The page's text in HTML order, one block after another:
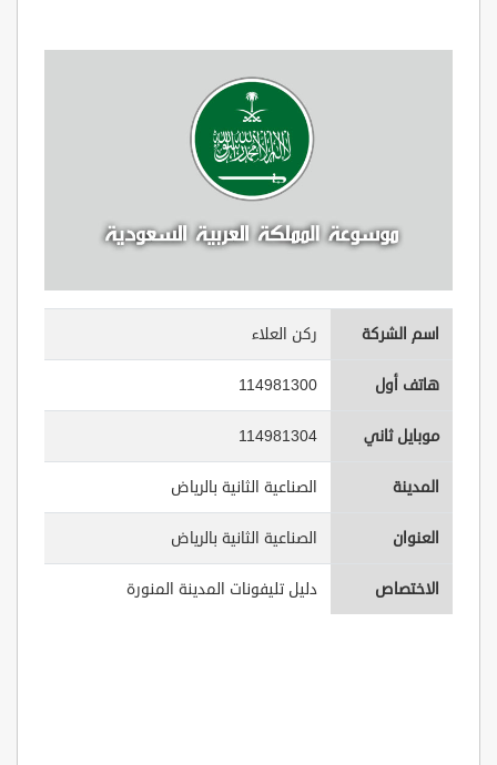
اسم الشركة ركن العلاء
هاتف أول 114981300
موبايل ثاني 114981304
المدينة الصناعية الثانية بالرياض
العنوان الصناعية الثانية بالرياض
الاختصاص دليل تليفونات المدينة المنورة